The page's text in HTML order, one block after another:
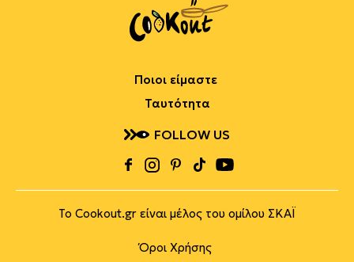
Ποιοι είμαστε
Ταυτότητα
FOLLOW US
Το Cookout.gr είναι μέλος του ομίλου ΣΚΑΪ
Όροι Χρήσης